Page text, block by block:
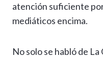
atención suficiente
mediáticos encima.
No solo se habló de